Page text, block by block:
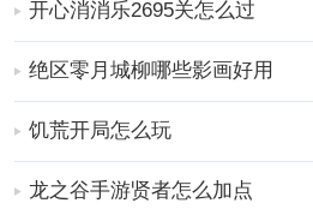
开心消消乐2695关怎么过
绝区零月城柳哪些影画好用
饥荒开局怎么玩
龙之谷手游贤者怎么加点